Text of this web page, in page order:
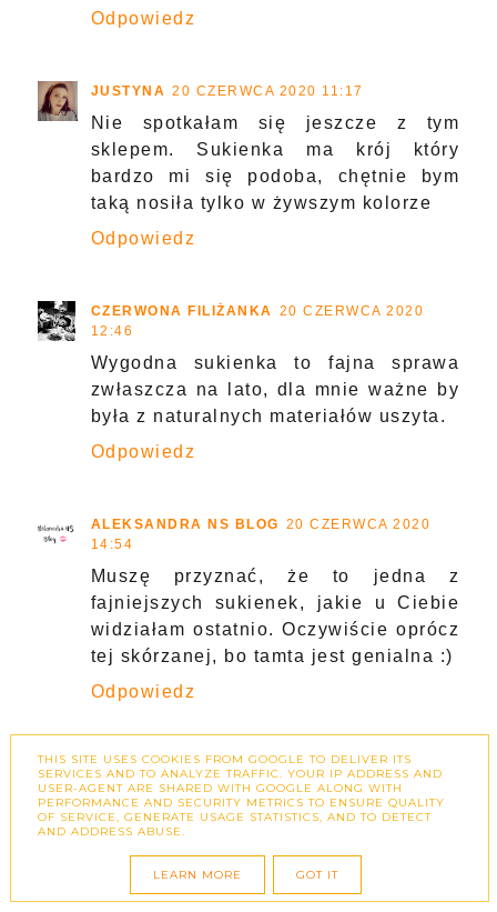
Odpowiedz
JUSTYNA 20 CZERWCA 2020 11:17
Nie spotkałam się jeszcze z tym
sklepem. Sukienka ma krój który
bardzo mi się podoba, chętnie bym
taką nosiła tylko w żywszym kolorze
Odpowiedz
CZERWONA FILIŻANKA 20 CZERWCA 2020
12:46
Wygodna sukienka to fajna sprawa
zwłaszcza na lato, dla mnie ważne by
była z naturalnych materiałów uszyta.
Odpowiedz
ALEKSANDRA NS BLOG 20 CZERWCA 2020
14:54
Muszę przyznać, że to jedna z
fajniejszych sukienek, jakie u Ciebie
widziałam ostatnio. Oczywiście oprócz
tej skórzanej, bo tamta jest genialna :)
Odpowiedz
ZUZKAPISZE.PL
23 CZERWCA 2020
18:12
Dziękuję ☺
ODPOWIEDZ
THIS SITE USES COOKIES FROM GOOGLE TO DELIVER ITS
SERVICES AND TO ANALYZE TRAFFIC. YOUR IP ADDRESS AND
USER-AGENT ARE SHARED WITH GOOGLE ALONG WITH
PERFORMANCE AND SECURITY METRICS TO ENSURE QUALITY
OF SERVICE, GENERATE USAGE STATISTICS, AND TO DETECT
AND ADDRESS ABUSE.
LEARN MORE GOT IT